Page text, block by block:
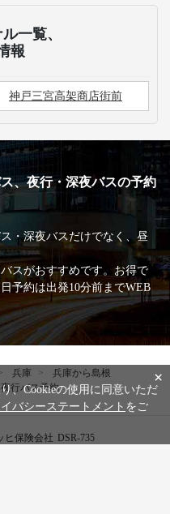
一覧、
報
神戸三宮高架商店街前
、夜行・深夜バスの予約
・深夜バスだけでなく、昼
スがおすすめです。お得で
予約は出発10分前までWEB
兵庫
兵庫から島根
行バス予約
ヒ保険会社 DSR-735
×
、Cookieの使用に同意いただ
バシーステートメント をご